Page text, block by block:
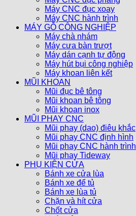
Máy CNC đục xoay
Máy CNC hành trình
MÁY GỖ CÔNG NGHIỆP
Máy chà nhám
Máy cưa bàn trượt
Máy dán cạnh tự động
Máy hút bụi công nghiệp
Máy khoan liên kết
MŨI KHOAN
Mũi đục bê tông
Mũi khoan bê tông
Mũi khoan inox
MŨI PHAY CNC
Mũi phay (dao) điêu khắc
Mũi phay CNC định hình
Mũi phay CNC hành trình
Mũi phay Tideway
PHỤ KIỆN CỬA
Bánh xe cửa lùa
Bánh xe để tủ
Bánh xe lùa tủ
Chặn và hít cửa
Chốt cửa